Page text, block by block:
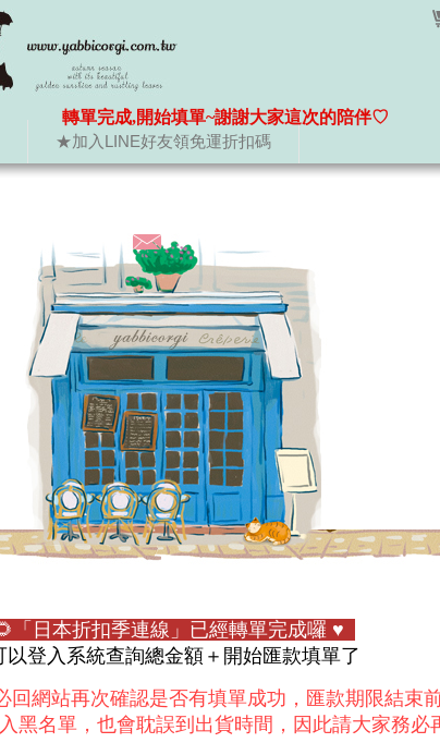
★加入LINE好友領免運折扣碼
轉單完成,開始填單~謝謝大家這次的陪伴♡